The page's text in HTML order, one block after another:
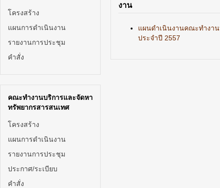
โครงสร้าง
แผนการดำเนินงาน
รายงานการประชุม
คำสั่ง
คณะทำงานบริการและจัดหา
ทรัพยากรสารสนเทศ
โครงสร้าง
แผนการดำเนินงาน
รายงานการประชุม
ประกาศ/ระเบียบ
คำสั่ง
งาน
แผนดำเนินงานคณะทำงา
ประจำปี 2557